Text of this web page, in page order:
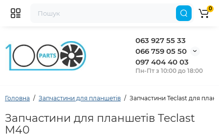
063 927 55 33
066 759 05 50
097 404 40 03
Пн-Пт з 10:00 до 18:00
0
Головна Запчастини для планшетів Запчастини Teclast для
Запчастини для планшетів Teclast
M40